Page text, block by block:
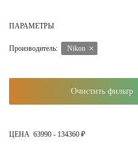
ПАРАМЕТРЫ
Производитель: Nikon
Очистить фильтр
ЦЕНА 63990 - 134360 ₽